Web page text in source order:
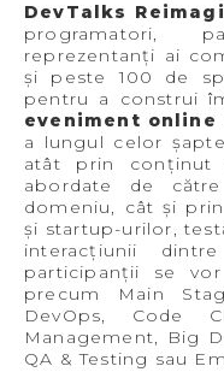
DevTalks
programatori,
reprezentanți ai
și peste 100 de
pentru a construi
eveniment
a lungul celor
atât prin conținut
abordate de
domeniu, cât și
și startup-urilor,
interacțiunii
participanții se
precum Main
DevOps, Code
Management, Big
QA & Testing sau